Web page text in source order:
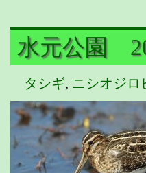
水元公園
タシギ, ニシオジロ